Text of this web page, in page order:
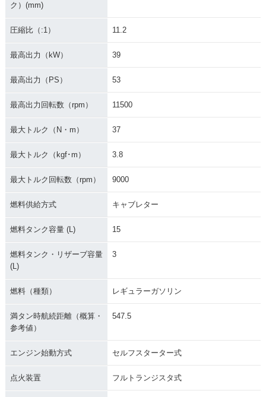
ク）(mm)
圧縮比（:1） 11.2
最高出力（kW） 39
最高出力（PS） 53
最高出力回転数（rpm） 11500
最大トルク（N・m） 37
最大トルク（kgf･m） 3.8
最大トルク回転数（rpm） 9000
燃料供給方式 キャブレター
燃料タンク容量 (L) 15
燃料タンク・リザーブ容量
(L)
3
燃料（種類） レギュラーガソリン
満タン時航続距離（概算・
参考値）
547.5
エンジン始動方式 セルフスターター式
点火装置 フルトランジスタ式